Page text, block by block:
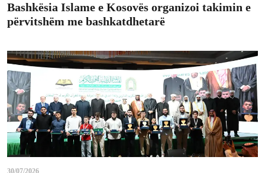
Bashkësia Islame e Kosovës organizoi takimin e
përvitshëm me bashkatdhetarë